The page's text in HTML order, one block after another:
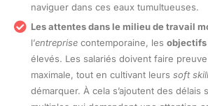
naviguer dans ces eaux tumultueuses.
Les attentes dans le milieu de travail
l’entreprise contemporaine, les objectifs
élevés. Les salariés doivent faire
maximale, tout en cultivant leurs soft
démarquer. À cela s’ajoutent des délais